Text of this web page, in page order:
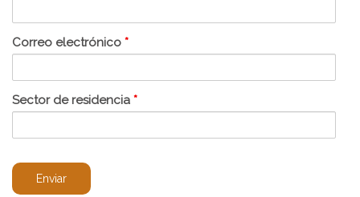
Correo electrónico *
Sector de residencia *